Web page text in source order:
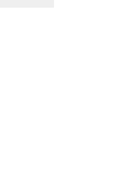
미나'